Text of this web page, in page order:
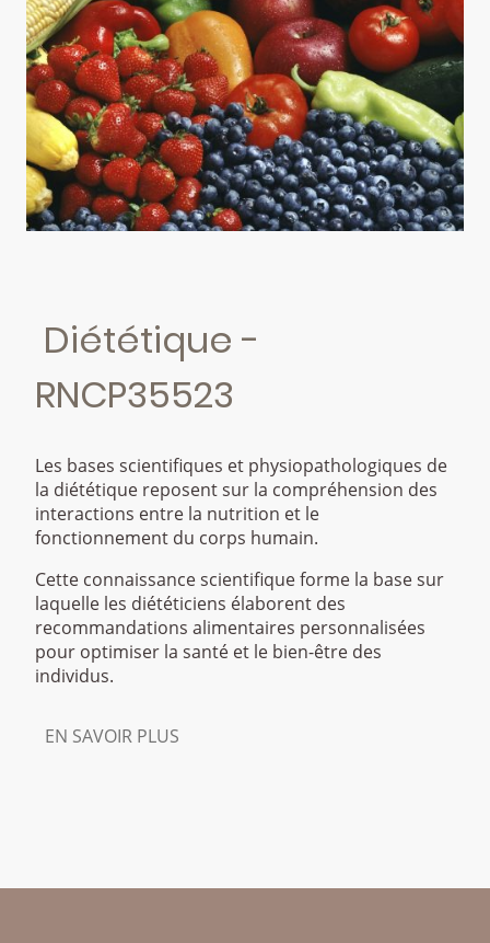
Diététique -
RNCP35523
Les bases scientifiques et physiopathologiques de
la diététique reposent sur la compréhension des
interactions entre la nutrition et le
fonctionnement du corps humain.
Cette connaissance scientifique forme la base sur
laquelle les diététiciens élaborent des
recommandations alimentaires personnalisées
pour optimiser la santé et le bien-être des
individus.
EN SAVOIR PLUS